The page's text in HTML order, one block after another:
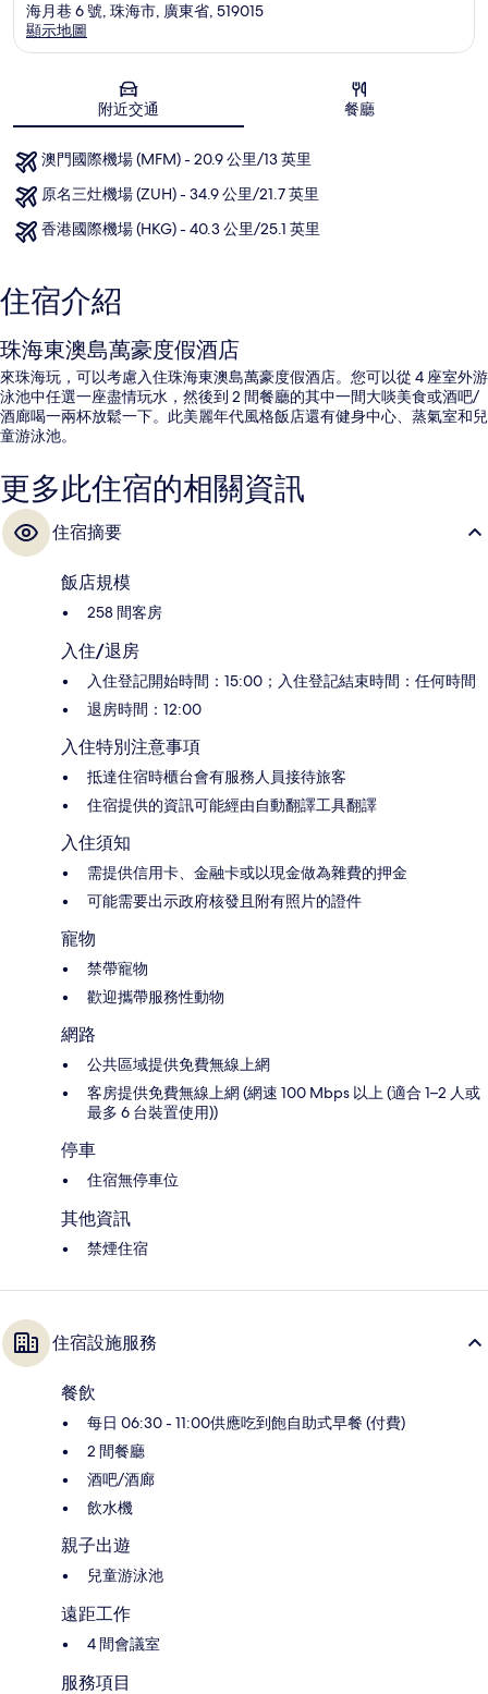
海月巷 6 號, 珠海市, 廣東省, 519015
顯示地圖
附近交通 餐廳
澳門國際機場 (MFM) - 20.9 公里/13 英里
原名三灶機場 (ZUH) - 34.9 公里/21.7 英里
香港國際機場 (HKG) - 40.3 公里/25.1 英里
住宿介紹
珠海東澳島萬豪度假酒店
來珠海玩，可以考慮入住珠海東澳島萬豪度假酒店。您可以從 4 座室外游
泳池中任選一座盡情玩水，然後到 2 間餐廳的其中一間大啖美食或酒吧/
酒廊喝一兩杯放鬆一下。此美麗年代風格飯店還有健身中心、蒸氣室和兒
童游泳池。
更多此住宿的相關資訊
住宿摘要
飯店規模
258 間客房
入住/退房
入住登記開始時間：15:00；入住登記結束時間：任何時間
退房時間：12:00
入住特別注意事項
抵達住宿時櫃台會有服務人員接待旅客
住宿提供的資訊可能經由自動翻譯工具翻譯
入住須知
需提供信用卡、金融卡或以現金做為雜費的押金
可能需要出示政府核發且附有照片的證件
寵物
禁帶寵物
歡迎攜帶服務性動物
網路
公共區域提供免費無線上網
客房提供免費無線上網 (網速 100 Mbps 以上 (適合 1–2 人或
最多 6 台裝置使用))
停車
住宿無停車位
其他資訊
禁煙住宿
住宿設施服務
餐飲
每日 06:30 - 11:00供應吃到飽自助式早餐 (付費)
2 間餐廳
酒吧/酒廊
飲水機
親子出遊
兒童游泳池
遠距工作
4 間會議室
服務項目